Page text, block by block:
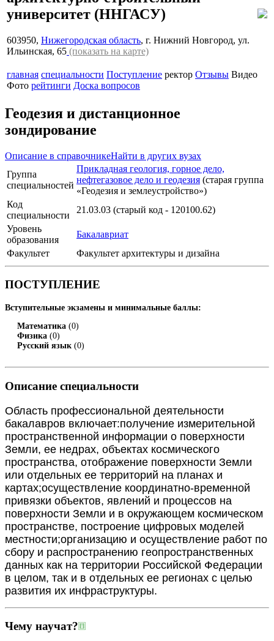
университет (ННГАСУ)
603950, Нижегородская область, г. Нижний Новгород, ул.
Ильинская, 65 (показать на карте)
главная специальности Поступление ректор Отзывы Видео
Фото рейтинги Доска вопросов
Геодезия и дистанционное
зондирование
Описание в справочникеНайти в других вузах
Группа
специальностей
Прикладная геология, горное дело,
нефтегазовое дело и геодезия (старая группа
«Геодезия и землеустройство»)
Код
специальности
21.03.03 (старый код - 120100.62)
Уровень
образования
Бакалавриат
Факультет
Факультет архитектуры и дизайна
ПОСТУПЛЕНИЕ
Вступительные экзамены и минимальные баллы:
Математика (0)
Физика (0)
Русский язык (0)
Описание специальности
Область профессиональной деятельности
бакалавров включает:получение измерительной
пространственной информации о поверхности
Земли, ее недрах, объектах космического
пространства, отображение поверхности Земли
или отдельных ее территорий на планах и
картах;осуществление координатно-временной
привязки объектов, явлений и процессов на
поверхности Земли и в окружающем космическом
пространстве, построение цифровых моделей
местности;организацию и осуществление работ по
сбору и распространению геопространственных
данных как на территории Российской Федерации
в целом, так и в отдельных ее регионах с целью
развития их инфраструктуры.
Чему научат?